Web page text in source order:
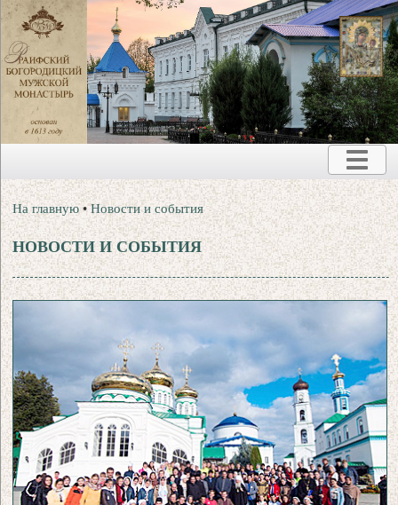
На главную •Новости и события
НОВОСТИ И СОБЫТИЯ